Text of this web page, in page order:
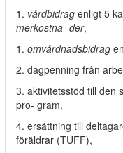
1. vårdbidrag enligt 5
merkostna- der,
1. omvårdnadsbidrag
2. dagpenning från
3. aktivitetsstöd till den
pro- gram,
4. ersättning till
föräldrar (TUFF),